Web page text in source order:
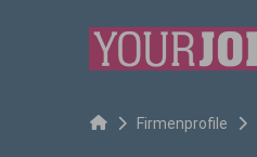
Firmenprofile